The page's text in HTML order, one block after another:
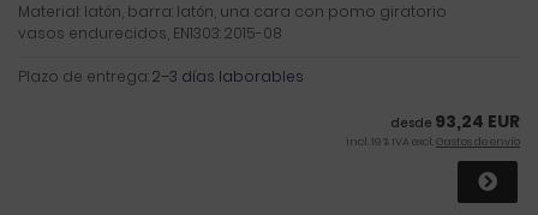
Material: latón, barra: latón, una cara con pomo giratorio
vasos endurecidos, EN1303: 2015-08
Plazo de entrega:2–3 días laborables
desde 93,24 EUR
incl. 19 % IVA excl.Gastos de envío